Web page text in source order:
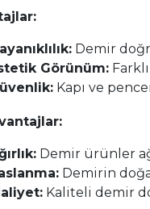
Demir
Görünüm:
Kapı ve
Demir ürünler
Demirin
Kaliteli demir